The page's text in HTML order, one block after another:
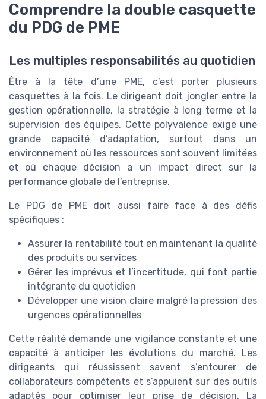
Comprendre la double casquette
du PDG de PME
Les multiples responsabilités au quotidien
Être à la tête d’une PME, c’est porter plusieurs
casquettes à la fois. Le dirigeant doit jongler entre la
gestion opérationnelle, la stratégie à long terme et la
supervision des équipes. Cette polyvalence exige une
grande capacité d’adaptation, surtout dans un
environnement où les ressources sont souvent limitées
et où chaque décision a un impact direct sur la
performance globale de l’entreprise.
Le PDG de PME doit aussi faire face à des défis
spécifiques :
Assurer la rentabilité tout en maintenant la qualité
des produits ou services
Gérer les imprévus et l’incertitude, qui font partie
intégrante du quotidien
Développer une vision claire malgré la pression des
urgences opérationnelles
Cette réalité demande une vigilance constante et une
capacité à anticiper les évolutions du marché. Les
dirigeants qui réussissent savent s’entourer de
collaborateurs compétents et s’appuient sur des outils
adaptés pour optimiser leur prise de décision. La